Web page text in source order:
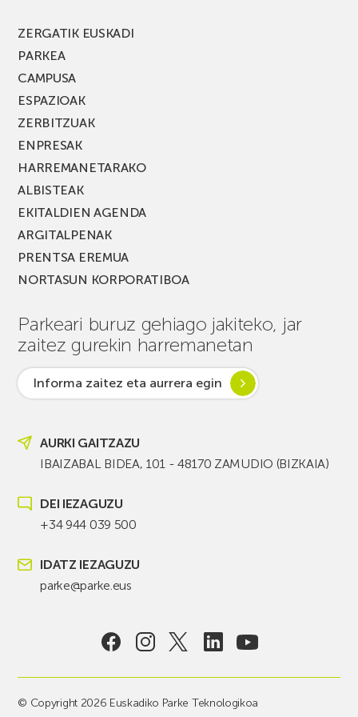
ZERGATIK EUSKADI
PARKEA
CAMPUSA
ESPAZIOAK
ZERBITZUAK
ENPRESAK
HARREMANETARAKO
ALBISTEAK
EKITALDIEN AGENDA
ARGITALPENAK
PRENTSA EREMUA
NORTASUN KORPORATIBOA
Parkeari buruz gehiago jakiteko, jar
zaitez gurekin harremanetan
Informa zaitez eta aurrera egin
AURKI GAITZAZU
IBAIZABAL BIDEA, 101 - 48170 ZAMUDIO (BIZKAIA)
DEI IEZAGUZU
+34 944 039 500
IDATZ IEZAGUZU
parke@parke.eus
© Copyright 2026 Euskadiko Parke Teknologikoa